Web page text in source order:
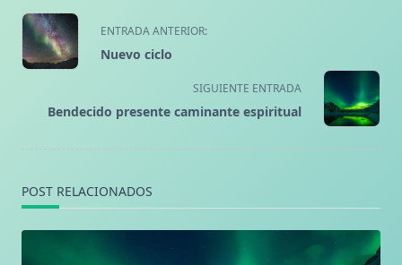
<span
class="nav-
subtitle
reader-
ENTRADA ANTERIOR:
Nuevo ciclo
SIGUIENTE ENTRADA
Bendecido presente caminante espiritual
POST RELACIONADOS